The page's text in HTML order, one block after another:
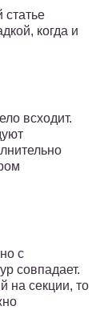
когда и
всходит.
с
совпадает.
на секции, то